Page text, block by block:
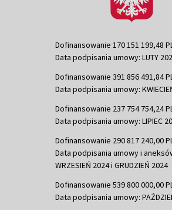
Dofinansowanie 170 151 199,48
Data podpisania umowy: LUTY
Dofinansowanie 391 856 491,84
Data podpisania umowy:
Dofinansowanie 237 754 754,24
Data podpisania umowy: LIPIEC
Dofinansowanie 290 817 240,00
Data podpisania umowy i
WRZESIEŃ 2024 i GRUDZIEŃ 2024
Dofinansowanie 539 800 000,00
Data podpisania umowy: